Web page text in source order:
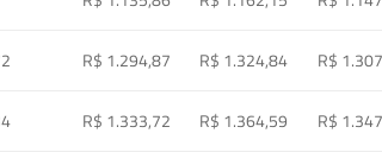
R$ 1.294,87 R$ 1.324,84 R$
R$ 1.333,72 R$ 1.364,59 R$